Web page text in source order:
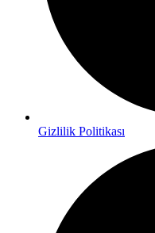
Gizlilik Politikası